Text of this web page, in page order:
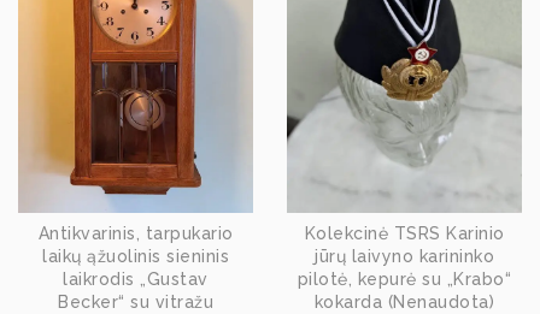
Antikvarinis, tarpukario
laikų ąžuolinis sieninis
laikrodis „Gustav
Becker“ su vitražu
Kolekcinė TSRS Karinio
jūrų laivyno karininko
pilotė, kepurė su „Krabo“
kokarda (Nenaudota)